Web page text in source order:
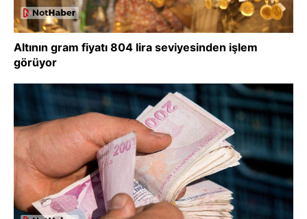
Altının gram fiyatı 804 lira seviyesinden işlem
görüyor